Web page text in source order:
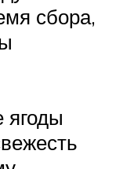
сбора,
ягоды